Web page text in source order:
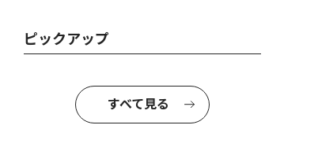
ピックアップ
すべて見る